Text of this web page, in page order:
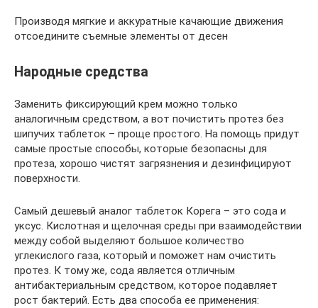
Производя мягкие и аккуратные качающие движения
отсоедините съемные элементы от десен
Народные средства
Заменить фиксирующий крем можно только
аналогичным средством, а вот почистить протез без
шипучих таблеток – проще простого. На помощь придут
самые простые способы, которые безопасны для
протеза, хорошо чистят загрязнения и дезинфицируют
поверхности.
Самый дешевый аналог таблеток Корега – это сода и
уксус. Кислотная и щелочная среды при взаимодействии
между собой выделяют большое количество
углекислого газа, который и поможет нам очистить
протез. К тому же, сода является отличным
антибактериальным средством, которое подавляет
рост бактерий. Есть два способа ее применения: